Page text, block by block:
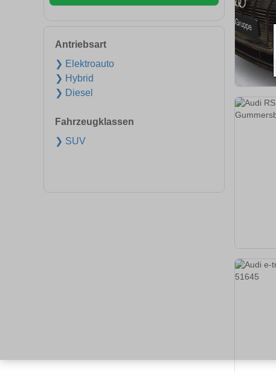
Antriebsart
❯ Elektroauto
❯ Hybrid
❯ Diesel
Fahrzeugklassen
❯ SUV